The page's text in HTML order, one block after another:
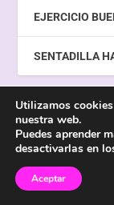
EJERCICIO
SENTADILLA
Diseñado
Aviso Legal
Sobre Mí
Blog de
Utilizamos
nuestra web.
Puedes aprender
desactivarlas en
Aceptar